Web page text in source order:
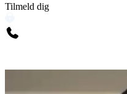
Tilmeld dig